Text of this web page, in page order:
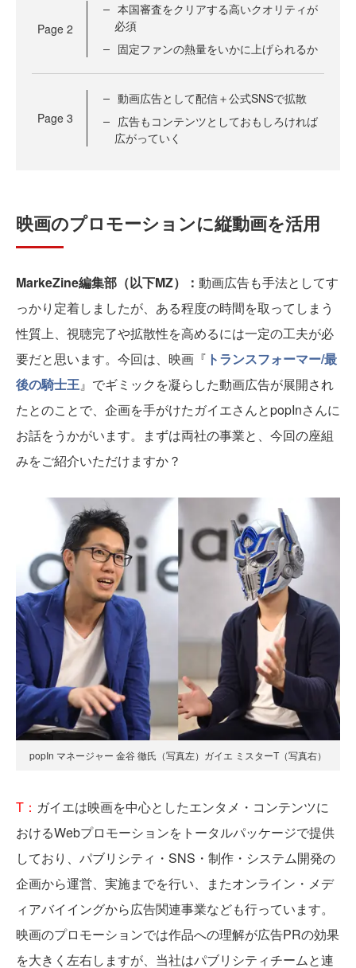
Page 2
本国審査をクリアする高いクオリティが
必須
固定ファンの熱量をいかに上げられるか
Page 3
動画広告として配信＋公式SNSで拡散
広告もコンテンツとしておもしろければ
広がっていく
映画のプロモーションに縦動画を活用
MarkeZine編集部（以下MZ）： 動画広告も手法としてす
っかり定着しましたが、ある程度の時間を取ってしまう
性質上、視聴完了や拡散性を高めるには一定の工夫が必
要だと思います。今回は、映画『 トランスフォーマー/最
後の騎士王』でギミックを凝らした動画広告が展開され
たとのことで、企画を手がけたガイエさんとpopInさんに
お話をうかがいます。まずは両社の事業と、今回の座組
みをご紹介いただけますか？
popIn マネージャー 金谷 徹氏（写真左）ガイエ ミスターT（写真右）
T： ガイエは映画を中心としたエンタメ・コンテンツに
おけるWebプロモーションをトータルパッケージで提供
しており、パブリシティ・SNS・制作・システム開発の
企画から運営、実施までを行い、またオンライン・メデ
ィアバイイングから広告関連事業なども行っています。
映画のプロモーションでは作品への理解が広告PRの効果
を大きく左右しますが、当社はパブリシティチームと連